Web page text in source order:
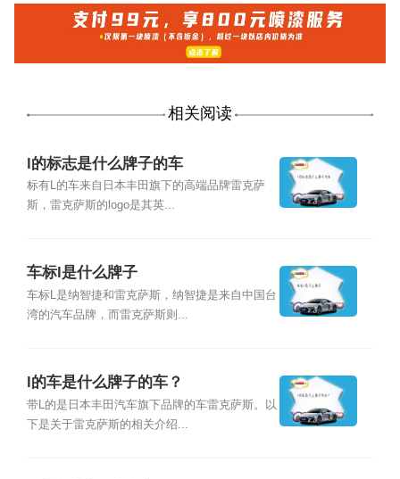
相关阅读
l的标志是什么牌子的车
标有L的车来自日本丰田旗下的高端品牌雷克萨
斯，雷克萨斯的logo是其英...
车标l是什么牌子
车标L是纳智捷和雷克萨斯，纳智捷是来自中国台
湾的汽车品牌，而雷克萨斯则...
l的车是什么牌子的车？
带L的是日本丰田汽车旗下品牌的车雷克萨斯。以
下是关于雷克萨斯的相关介绍...